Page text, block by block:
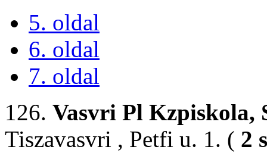
5. oldal
6. oldal
7. oldal
126. Vasvri Pl Kzpiskola,
Tiszavasvri , Petfi u. 1. ( 2